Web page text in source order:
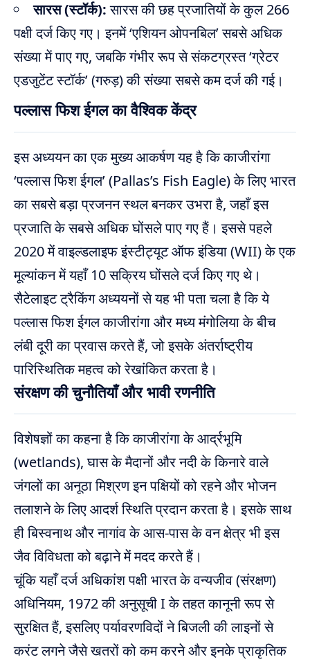
सारस (स्टॉर्क):सारस की छह प्रजातियों के कुल 266
पक्षी दर्ज किए गए। इनमें ‘एशियन ओपनबिल’ सबसे अधिक
संख्या में पाए गए, जबकि गंभीर रूप से संकटग्रस्त ‘ग्रेटर
एडजुटेंट स्टॉर्क’ (गरुड़) की संख्या सबसे कम दर्ज की गई।
पल्लास फिश ईगल का वैश्विक केंद्र
इस अध्ययन का एक मुख्य आकर्षण यह है कि काजीरांगा
‘पल्लास फिश ईगल’ (Pallas’s Fish Eagle) के लिए भारत
का सबसे बड़ा प्रजनन स्थल बनकर उभरा है, जहाँ इस
प्रजाति के सबसे अधिक घोंसले पाए गए हैं। इससे पहले
2020 में वाइल्डलाइफ इंस्टीट्यूट ऑफ इंडिया (WII) के एक
मूल्यांकन में यहाँ 10 सक्रिय घोंसले दर्ज किए गए थे।
सैटेलाइट ट्रैकिंग अध्ययनों से यह भी पता चला है कि ये
पल्लास फिश ईगल काजीरांगा और मध्य मंगोलिया के बीच
लंबी दूरी का प्रवास करते हैं, जो इसके अंतर्राष्ट्रीय
पारिस्थितिक महत्व को रेखांकित करता है।
संरक्षण की चुनौतियाँ और भावी रणनीति
विशेषज्ञों का कहना है कि काजीरांगा के आर्द्रभूमि
(wetlands), घास के मैदानों और नदी के किनारे वाले
जंगलों का अनूठा मिश्रण इन पक्षियों को रहने और भोजन
तलाशने के लिए आदर्श स्थिति प्रदान करता है। इसके साथ
ही बिस्वनाथ और नागांव के आस-पास के वन क्षेत्र भी इस
जैव विविधता को बढ़ाने में मदद करते हैं।
चूंकि यहाँ दर्ज अधिकांश पक्षी भारत के वन्यजीव (संरक्षण)
अधिनियम, 1972 की अनुसूची I के तहत कानूनी रूप से
सुरक्षित हैं, इसलिए पर्यावरणविदों ने बिजली की लाइनों से
करंट लगने जैसे खतरों को कम करने और इनके प्राकृतिक